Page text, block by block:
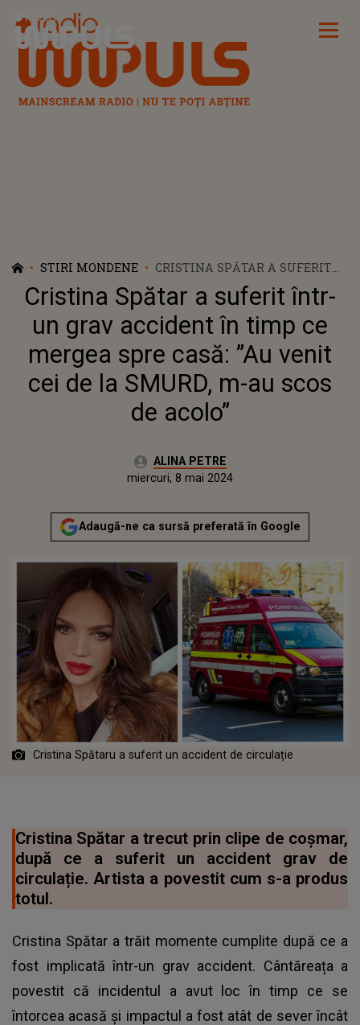
Radio Impuls
STIRI MONDENE
CRISTINA SPĂTAR A SUFERIT
ÎNTR-UN GRAV ACCIDENT ÎN
TIMP CE MERGEA SPRE CASĂ:
”AU VENIT CEI DE LA SMURD, M-
AU SCOS DE ACOLO”
Cristina Spătar a suferit într-
un grav accident în timp ce
mergea spre casă: ”Au venit
cei de la SMURD, m-au scos
de acolo”
Autor:ALINA PETRE
Publicat:
miercuri, 8 mai 2024
Adaugă-ne ca sursă preferată în Google
Cristina Spătaru a suferit un accident de circulație
Cristina Spătar a trecut prin clipe de coșmar,
după ce a suferit un accident grav de
circulație. Artista a povestit cum s-a produs
totul.
Cristina Spătar a trăit momente cumplite după ce a
fost implicată într-un grav accident. Cântăreața a
povestit că incidentul a avut loc în timp ce se
întorcea acasă și impactul a fost atât de sever încât